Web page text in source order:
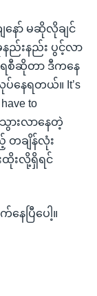
နော် မဆိုလိုချင်
ည်းနည်း ပွင့်လာ
ေစီဆိုတာ ဒီကနေ
နေရတယ်။ It’s
to
သွားလာနေတဲ့
ချိန်လုံး
ထိုးလို့ရှိရင်
နေပြီပေါ့။